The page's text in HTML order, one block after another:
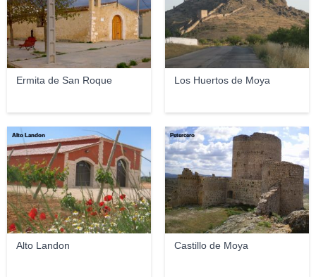
Ermita de San Roque Los Huertos de Moya
Alto Landon
Alto Landon
Castillo de Moya
Petercero